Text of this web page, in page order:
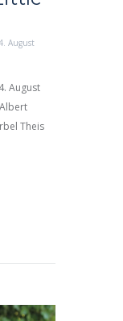
August
August
Theis